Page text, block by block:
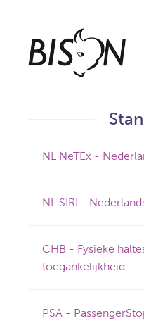
NL NeTEx -
NL SIRI -
CHB - Fysieke
toegankelijkheid
PSA -